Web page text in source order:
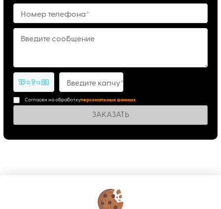
Номер телефона*
Введите сообщение
19 + ? = 28 Введите капчу*
Согласен на обработкуперсональных данных
ЗАКАЗАТЬ